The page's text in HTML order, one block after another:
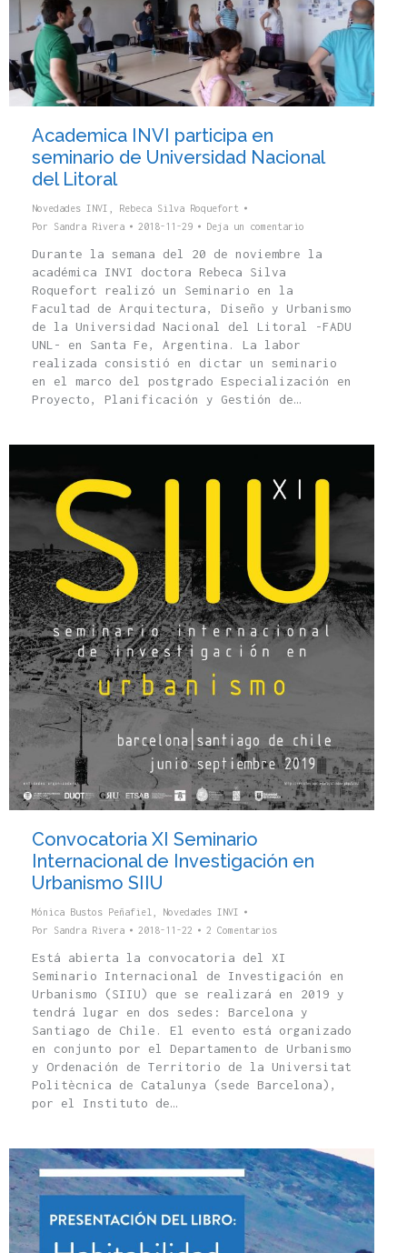
Academica INVI participa en
seminario de Universidad Nacional
del Litoral
Novedades INVI
Rebeca Silva Roquefort
Por Sandra Rivera 2018-11-29 Deja un comentario
Durante la semana del 20 de noviembre la
académica INVI doctora Rebeca Silva
Roquefort realizó un Seminario en la
Facultad de Arquitectura, Diseño y Urbanismo
de la Universidad Nacional del Litoral -FADU
UNL- en Santa Fe, Argentina. La labor
realizada consistió en dictar un seminario
en el marco del postgrado Especialización en
Proyecto, Planificación y Gestión de…
Convocatoria XI Seminario
Internacional de Investigación en
Urbanismo SIIU
Mónica Bustos Peñafiel
Novedades INVI
Por Sandra Rivera 2018-11-22 2 Comentarios
Está abierta la convocatoria del XI
Seminario Internacional de Investigación en
Urbanismo (SIIU) que se realizará en 2019 y
tendrá lugar en dos sedes: Barcelona y
Santiago de Chile. El evento está organizado
en conjunto por el Departamento de Urbanismo
y Ordenación de Territorio de la Universitat
Politècnica de Catalunya (sede Barcelona),
por el Instituto de…